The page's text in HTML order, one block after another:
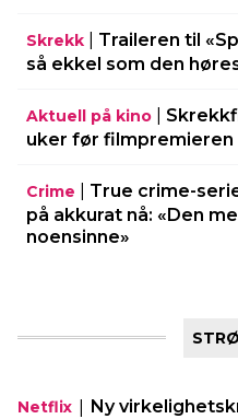
Skrekk
Traileren til
så ekkel som den
Aktuell på kino
uker før filmpremieren
Crime
True crime-
på akkurat nå: «Den
noensinne»
Netflix | Ny